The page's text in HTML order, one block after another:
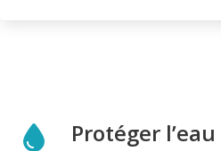
Protéger l’eau